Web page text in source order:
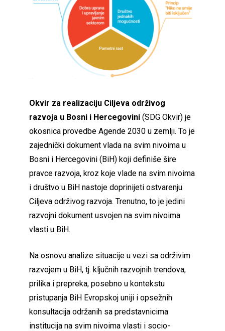
Okvir za realizaciju Ciljeva održivog
razvoja u Bosni i Hercegovini (SDG Okvir) je
okosnica provedbe Agende 2030 u zemlji. To je
zajednički dokument vlada na svim nivoima u
Bosni i Hercegovini (BiH) koji definiše šire
pravce razvoja, kroz koje vlade na svim nivoima
i društvo u BiH nastoje doprinijeti ostvarenju
Ciljeva održivog razvoja. Trenutno, to je jedini
razvojni dokument usvojen na svim nivoima
vlasti u BiH.
Na osnovu analize situacije u vezi sa održivim
razvojem u BiH, tj. ključnih razvojnih trendova,
prilika i prepreka, posebno u kontekstu
pristupanja BiH Evropskoj uniji i opsežnih
konsultacija održanih sa predstavnicima
institucija na svim nivoima vlasti i socio-